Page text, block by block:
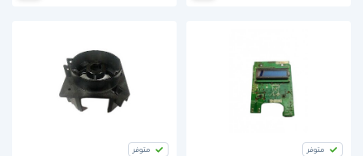
متوفر متوفر